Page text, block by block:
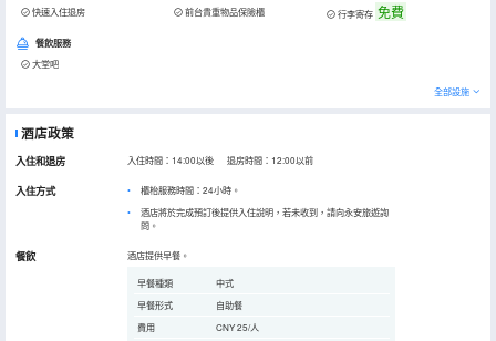
快速入住退房
前台貴重物品保險櫃 行李寄存 免費
餐飲服務
大堂吧
全部設施
酒店政策
入住和退房 入住時間：14:00以後 退房時間：12:00以前
入住方式
櫃枱服務時間：24小時。
酒店將於完成預訂後提供入住說明，若未收到，請向永安旅遊詢
問。
餐飲 酒店提供早餐。
早餐種類
中式
早餐形式
自助餐
費用
CNY 25/人